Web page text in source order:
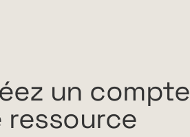
un compte